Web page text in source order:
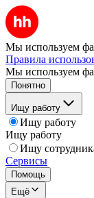
Мы используем
Правила
Мы используем
Понятно
Ищу работу
Ищу работу
Ищу работу
Ищу
Сервисы
Помощь
Ещё